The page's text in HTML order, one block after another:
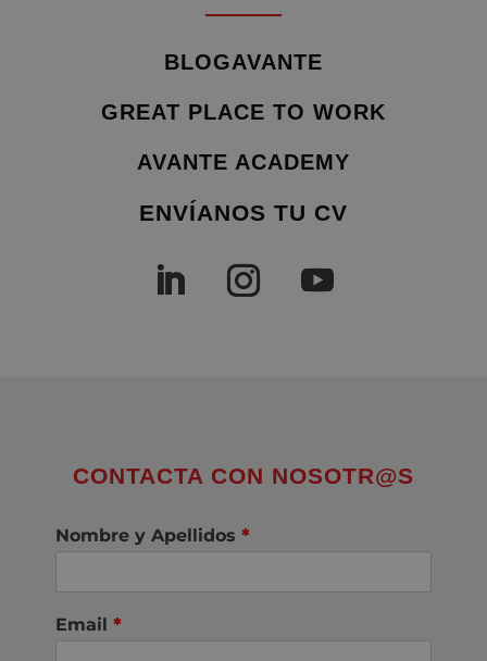
BLOGAVANTE
GREAT PLACE TO WORK
AVANTE ACADEMY
ENVÍANOS TU CV
CONTACTA CON NOSOTR@S
Nombre y Apellidos *
Email *